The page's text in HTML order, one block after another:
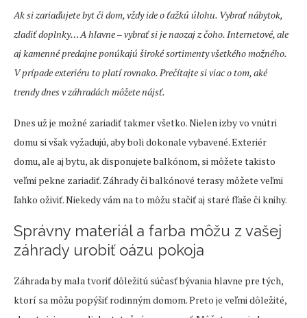
Ak si zariaďujete byt či dom, vždy ide o ťažkú úlohu. Vybrať nábytok,
zladiť doplnky… A hlavne – vybrať si je naozaj z čoho. Internetové, ale
aj kamenné predajne ponúkajú široké sortimenty všetkého možného.
V prípade exteriéru to platí rovnako. Prečítajte si viac o tom, aké
trendy dnes v záhradách môžete nájsť.
Dnes už je možné zariadiť takmer všetko. Nielen izby vo vnútri
domu si však vyžadujú, aby boli dokonale vybavené. Exteriér
domu, ale aj bytu, ak disponujete balkónom, si môžete takisto
veľmi pekne zariadiť. Záhrady či balkónové terasy môžete veľmi
ľahko oživiť. Niekedy vám na to môžu stačiť aj staré fľaše či knihy.
Správny materiál a farba môžu z vašej
záhrady urobiť oázu pokoja
Záhrada by mala tvoriť dôležitú súčasť bývania hlavne pre tých,
ktorí sa môžu popýšiť rodinným domom. Preto je veľmi dôležité,